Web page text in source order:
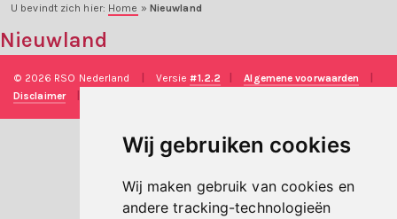
Wij gebruiken cookies
Wij maken gebruik van cookies en
andere tracking-technologieën
U bevindt zich hier: Home » Nieuwland
Nieuwland
© 2026 RSO Nederland Versie#1.2.2 Algemene voorwaarden
Disclaimer